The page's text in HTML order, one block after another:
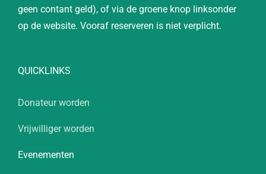
geen contant geld), of via de groene knop linksonder
op de website. Vooraf reserveren is niet verplicht.
QUICKLINKS
Donateur worden
Vrijwilliger worden
Evenementen